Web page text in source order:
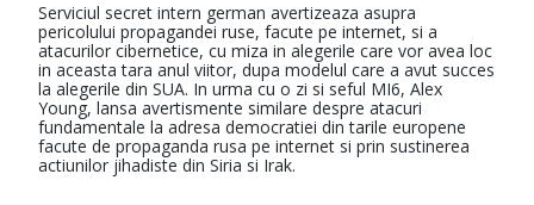
Serviciul secret intern german avertizeaza asupra
pericolului propagandei ruse, facute pe internet, si a
atacurilor cibernetice, cu miza in alegerile care vor avea loc
in aceasta tara anul viitor, dupa modelul care a avut succes
la alegerile din SUA. In urma cu o zi si seful MI6, Alex
Young, lansa avertismente similare despre atacuri
fundamentale la adresa democratiei din tarile europene
facute de propaganda rusa pe internet si prin sustinerea
actiunilor jihadiste din Siria si Irak.